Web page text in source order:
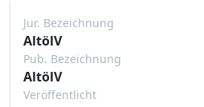
Jur. Bezeichnung
AltölV
Pub. Bezeichnung
AltölV
Veröffentlicht